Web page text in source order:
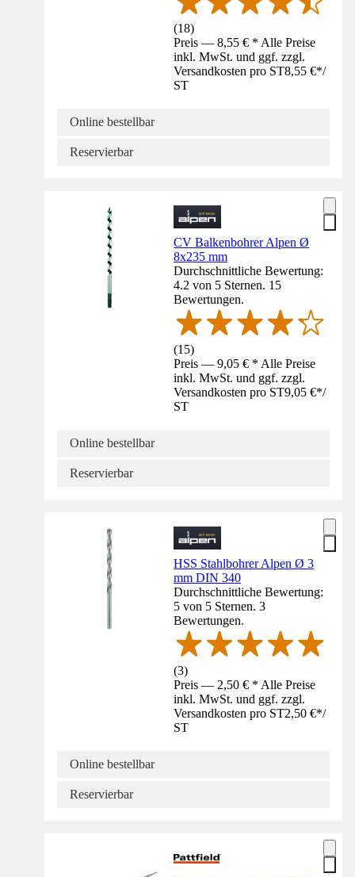
(18)
Preis — 8,55 € * Alle Preise
inkl. MwSt. und ggf. zzgl.
Versandkosten pro ST8,55 €*/
ST
Online bestellbar
Reservierbar
CV Balkenbohrer Alpen Ø
8x235 mm
Durchschnittliche Bewertung:
4.2 von 5 Sternen. 15
Bewertungen.
(15)
Preis — 9,05 € * Alle Preise
inkl. MwSt. und ggf. zzgl.
Versandkosten pro ST9,05 €*/
ST
Online bestellbar
Reservierbar
HSS Stahlbohrer Alpen Ø 3
mm DIN 340
Durchschnittliche Bewertung:
5 von 5 Sternen. 3
Bewertungen.
(3)
Preis — 2,50 € * Alle Preise
inkl. MwSt. und ggf. zzgl.
Versandkosten pro ST2,50 €*/
ST
Online bestellbar
Reservierbar